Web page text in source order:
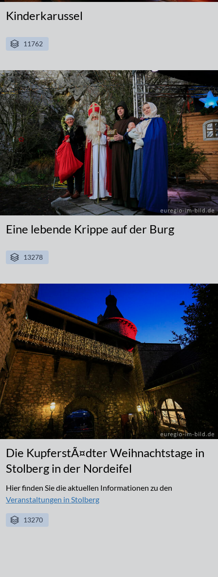
Kinderkarussel
11762
Eine lebende Krippe auf der Burg
13278
Die KupferstÃ¤dter Weihnachtstage in
Stolberg in der Nordeifel
Hier finden Sie die aktuellen Informationen zu den
Veranstaltungen in Stolberg
13270